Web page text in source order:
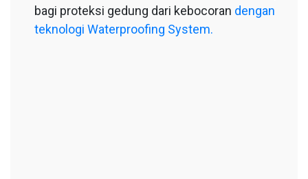
bagi proteksi gedung dari kebocoran dengan
teknologi Waterproofing System.